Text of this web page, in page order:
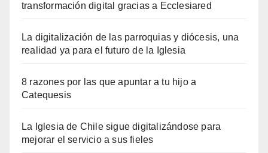
transformación digital gracias a Ecclesiared
La digitalización de las parroquias y diócesis, una
realidad ya para el futuro de la Iglesia
8 razones por las que apuntar a tu hijo a
Catequesis
La Iglesia de Chile sigue digitalizándose para
mejorar el servicio a sus fieles